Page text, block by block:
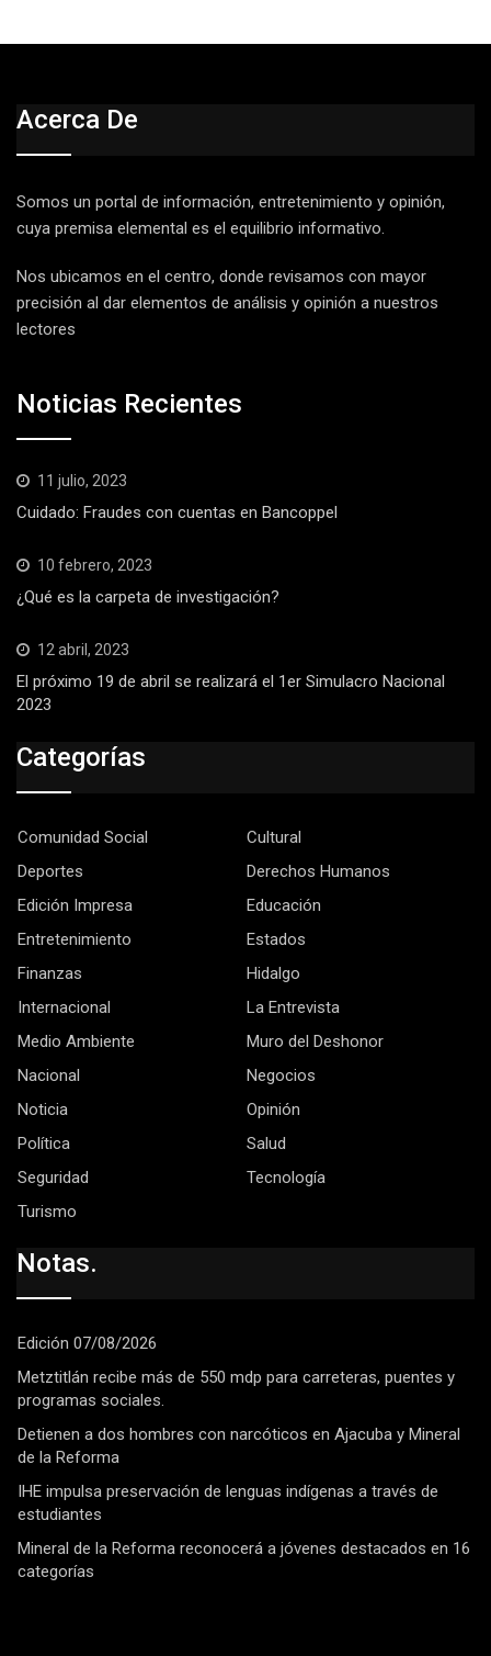
Acerca De
Somos un portal de información, entretenimiento y opinión,
cuya premisa elemental es el equilibrio informativo.
Nos ubicamos en el centro, donde revisamos con mayor
precisión al dar elementos de análisis y opinión a nuestros
lectores
Noticias Recientes
11 julio, 2023
Cuidado: Fraudes con cuentas en Bancoppel
10 febrero, 2023
¿Qué es la carpeta de investigación?
12 abril, 2023
El próximo 19 de abril se realizará el 1er Simulacro Nacional
2023
Categorías
Comunidad Social
Cultural
Deportes
Derechos Humanos
Edición Impresa
Educación
Entretenimiento
Estados
Finanzas
Hidalgo
Internacional
La Entrevista
Medio Ambiente
Muro del Deshonor
Nacional
Negocios
Noticia
Opinión
Política
Salud
Seguridad
Tecnología
Turismo
Notas.
Edición 07/08/2026
Metztitlán recibe más de 550 mdp para carreteras, puentes y
programas sociales.
Detienen a dos hombres con narcóticos en Ajacuba y Mineral
de la Reforma
IHE impulsa preservación de lenguas indígenas a través de
estudiantes
Mineral de la Reforma reconocerá a jóvenes destacados en 16
categorías